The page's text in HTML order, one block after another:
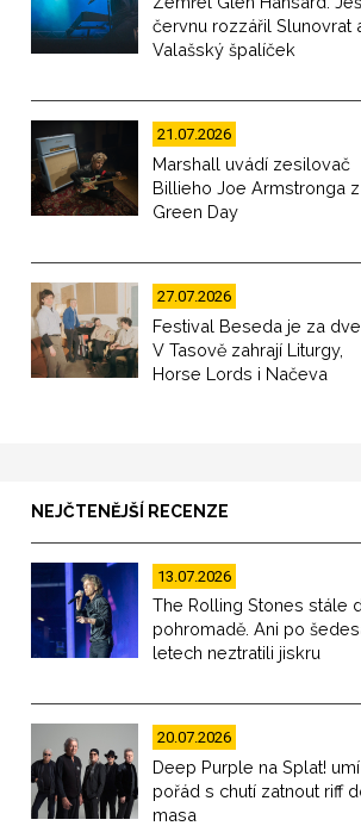
červnu rozzářil Slunovrat
Valašský špalíček
21.07.2026
Marshall uvádí zesilovač
Billieho Joe Armstronga z
Green Day
27.07.2026
Festival Beseda je za
V Tasově zahrají Liturgy,
Horse Lords i Načeva
NEJČTENĚJŠÍ RECENZE
13.07.2026
The Rolling Stones stále
pohromadě. Ani po
letech neztratili jiskru
20.07.2026
Deep Purple na Splat! umí
pořád s chutí zatnout riff
masa